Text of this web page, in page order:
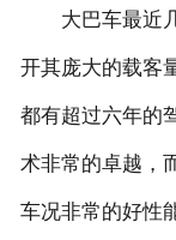
大巴车最近几
开其庞大的载客
都有超过六年的
术非常的卓越，
车况非常的好性